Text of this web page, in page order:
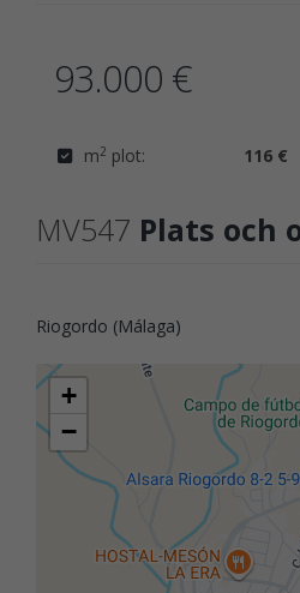
93.000 €
m2 plot: 116 €
MV547 Plats och
Riogordo (Málaga)
+
−